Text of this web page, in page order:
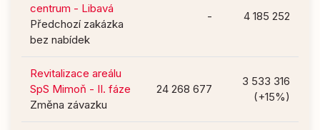
centrum - Libavá
Předchozí zakázka
bez nabídek
- 4 185 252
Revitalizace areálu
SpS Mimoň - II. fáze
Změna závazku
24 268 677
3 533 316
(+15%)